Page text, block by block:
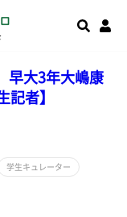
早大3年大嶋康
記者】
学生キュレーター